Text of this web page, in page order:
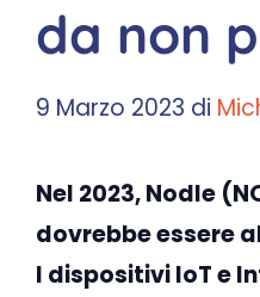
da non
9 Marzo 2023 di
Nel 2023, Nodle
dovrebbe essere
I dispositivi IoT e